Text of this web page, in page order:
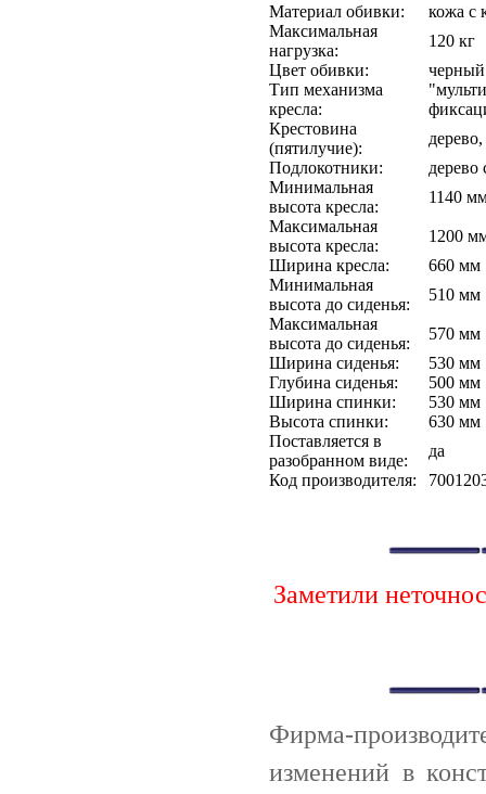
Материал обивки:
кожа с
Максимальная
нагрузка:
120 кг
Цвет обивки:
черный
Тип механизма
кресла:
Крестовина
(пятилучие):
Подлокотники:
дерево
Минимальная
высота кресла:
1140
Максимальная
высота кресла:
1200
Ширина кресла:
660 мм
Минимальная
высота до сиденья:
510 мм
Максимальная
высота до сиденья:
570 мм
Ширина сиденья:
530 мм
Глубина сиденья:
500 мм
Ширина спинки:
530 мм
Высота спинки:
630 мм
Поставляется в
разобранном виде:
да
Код производителя:
Заметили
Фирма-
изменений в